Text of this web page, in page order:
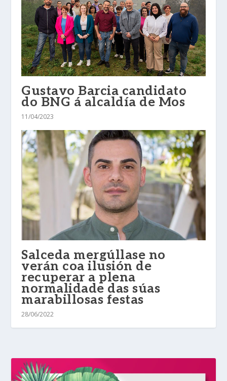
Gustavo Barcia candidato
do BNG á alcaldía de Mos
11/04/2023
Salceda mergúllase no
verán coa ilusión de
recuperar a plena
normalidade das súas
marabillosas festas
28/06/2022